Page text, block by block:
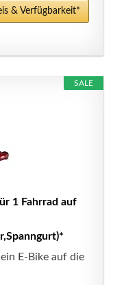
& Verfügbarkeit*
SALE
1 Fahrrad auf
E-Bike auf die